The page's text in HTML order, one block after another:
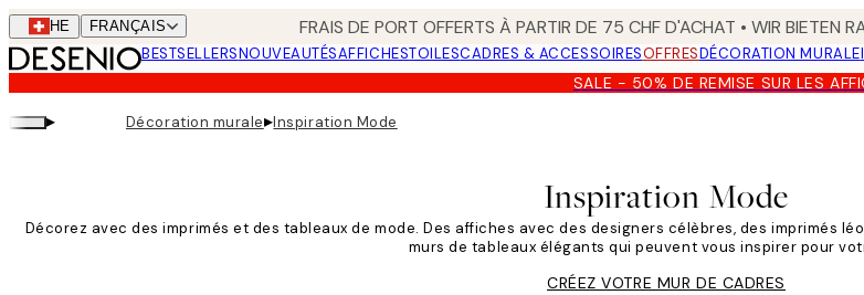
Skip
to
main
content.
CHE FRANÇAIS FRAIS DE PORT OFFERTS À PARTIR DE 75 CHF D'ACHAT • WIR BIETEN
BESTSELLERSNOUVEAUTÉSAFFICHESTOILESCADRES & ACCESSOIRESOFFRESDÉCORATION MURALE
SALE - 50% DE REMISE SUR LES
▸ Décoration murale▸Inspiration Mode
Inspiration Mode
Décorez avec des imprimés et des tableaux de mode. Des affiches avec des designers célèbres, des imprimés
murs de tableaux élégants qui peuvent vous inspirer pour
CRÉEZ VOTRE MUR DE CADRES